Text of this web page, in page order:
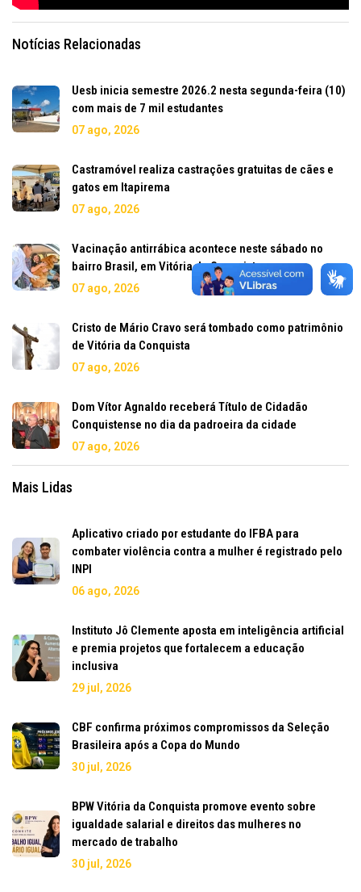
Notícias Relacionadas
Uesb inicia semestre 2026.2 nesta segunda-feira (10)
com mais de 7 mil estudantes
07 ago, 2026
Castramóvel realiza castrações gratuitas de cães e
gatos em Itapirema
07 ago, 2026
Vacinação antirrábica acontece neste sábado no
bairro Brasil, em Vitória da Conquista
07 ago, 2026
Cristo de Mário Cravo será tombado como patrimônio
de Vitória da Conquista
07 ago, 2026
Dom Vítor Agnaldo receberá Título de Cidadão
Conquistense no dia da padroeira da cidade
07 ago, 2026
Mais Lidas
Aplicativo criado por estudante do IFBA para
combater violência contra a mulher é registrado pelo
INPI
06 ago, 2026
Instituto Jô Clemente aposta em inteligência artificial
e premia projetos que fortalecem a educação
inclusiva
29 jul, 2026
CBF confirma próximos compromissos da Seleção
Brasileira após a Copa do Mundo
30 jul, 2026
BPW Vitória da Conquista promove evento sobre
igualdade salarial e direitos das mulheres no
mercado de trabalho
30 jul, 2026